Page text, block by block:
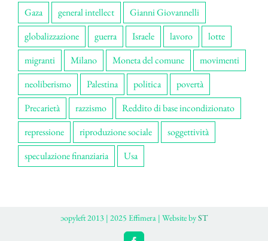
Gaza
general intellect
Gianni Giovannelli
globalizzazione
guerra Israele lavoro
lotte
migranti
Milano Moneta del comune
movimenti
neoliberismo
Palestina politica
povertà
Precarietà
razzismo
Reddito di base incondizionato
repressione
riproduzione sociale
soggettività
speculazione finanziaria
Usa
ɔopyleft 2013 | 2025 Effimera | Website byST